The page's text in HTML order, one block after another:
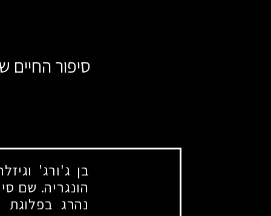
סיפור החיים
בן ג'ורג'
הונגריה. שם
נהרג בפלוגת